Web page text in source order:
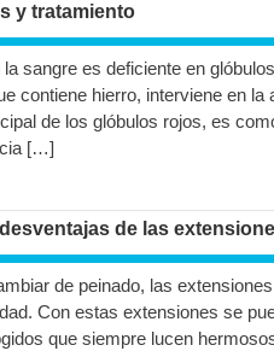
y tratamiento
sangre es deficiente en
contiene hierro, interviene en
de los glóbulos rojos, es
[…]
de las
de peinado, las
Con estas extensiones se
que siempre lucen